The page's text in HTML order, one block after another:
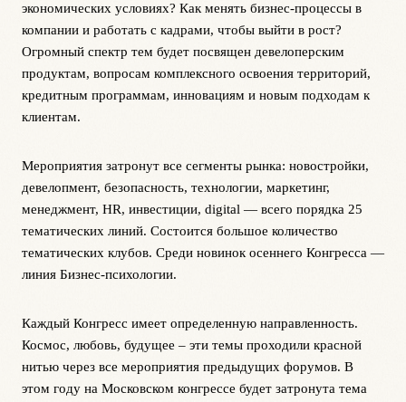
экономических условиях? Как менять бизнес-процессы в
компании и работать с кадрами, чтобы выйти в рост?
Огромный спектртем будет посвящен девелоперским
продуктам, вопросам комплексного освоения территорий,
кредитным программам, инновациям и новым подходам к
клиентам.
Мероприятия затронут все сегменты рынка: новостройки,
девелопмент, безопасность, технологии, маркетинг,
менеджмент, HR, инвестиции,digital —всего порядка 25
тематических линий. Состоится большое количество
тематических клубов. Среди новинокосеннегоКонгресса—
линия Бизнес-психологии.
КаждыйКонгресс имеет определенную направленность.
Космос, любовь, будущее – эти темы проходили красной
нитью через все мероприятия предыдущихфорумов. В
этом году на Московском конгрессе будет затронута тема